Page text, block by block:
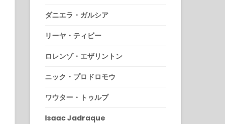
ダニエラ・ガルシア
リーヤ・ティビー
ロレンゾ・エザリントン
ニック・プロドロモウ
ワウター・トゥルプ
Isaac Jadraque